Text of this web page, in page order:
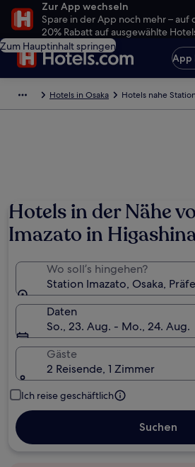
Zur App wechseln
Spare in der App noch mehr – auf
20% Rabatt auf ausgewählte
Zum Hauptinhalt springen
App
Hotels in Osaka Hotels nahe
Hotels in der Nähe
Imazato in
Wo soll’s hingehen?
Station Imazato, Osaka,
Daten
So., 23. Aug. - Mo., 24. Aug.
Gäste
2 Reisende, 1 Zimmer
Ich reise geschäftlich
Suchen